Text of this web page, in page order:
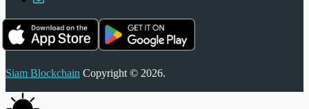
Siam Blockchain Copyright © 2026.